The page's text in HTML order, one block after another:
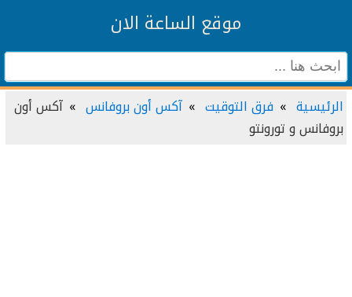
موقع الساعة الان
الرئيسية فرق التوقيت آكس أون بروفانس
آكس أون
بروفانس و تورونتو